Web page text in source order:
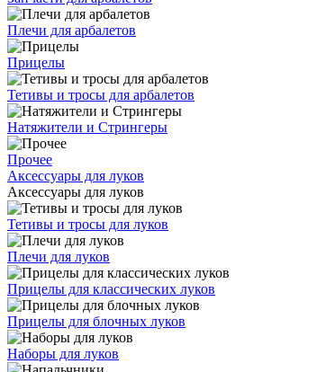
Плечи для арбалетов
Прицелы
Тетивы и тросы для арбалетов
Натяжители и Стрингеры
Прочее
Аксессуары для луков
Аксессуары для луков
Тетивы и тросы для луков
Плечи для луков
Прицелы для классических луков
Прицелы для блочных луков
Наборы для луков